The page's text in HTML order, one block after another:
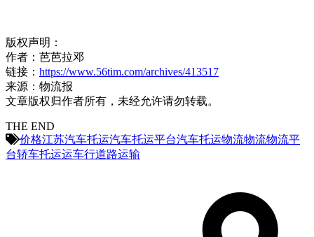
版权声明：
作者：芭芭拉邓
链接： https://www.56tim.com/archives/413517
来源：物流报
文章版权归作者所有，未经允许请勿转载。
THE END
价格江苏汽车托运汽车托运平台汽车托运物流物流物流平
台轿车托运运车行道路运输